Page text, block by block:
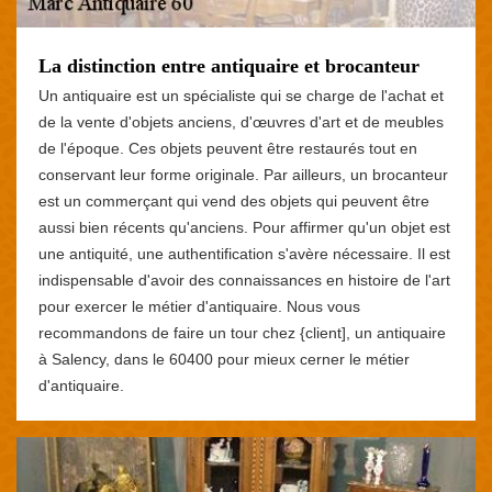
La distinction entre antiquaire et brocanteur
Un antiquaire est un spécialiste qui se charge de l'achat et
de la vente d'objets anciens, d'œuvres d'art et de meubles
de l'époque. Ces objets peuvent être restaurés tout en
conservant leur forme originale. Par ailleurs, un brocanteur
est un commerçant qui vend des objets qui peuvent être
aussi bien récents qu'anciens. Pour affirmer qu'un objet est
une antiquité, une authentification s'avère nécessaire. Il est
indispensable d'avoir des connaissances en histoire de l'art
pour exercer le métier d'antiquaire. Nous vous
recommandons de faire un tour chez {client], un antiquaire
à Salency, dans le 60400 pour mieux cerner le métier
d'antiquaire.